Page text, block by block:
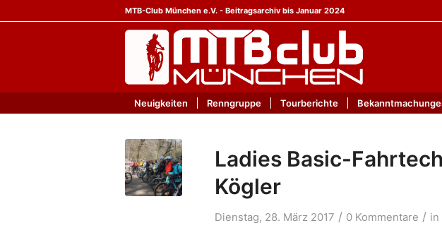
MTB-Club München e.V. - Beitragsarchiv bis Januar 2024
Neuigkeiten Renngruppe Tourberichte
Ladies Basic-
Kögler
Dienstag, 28. März 2017 / 0 Kommentare / in